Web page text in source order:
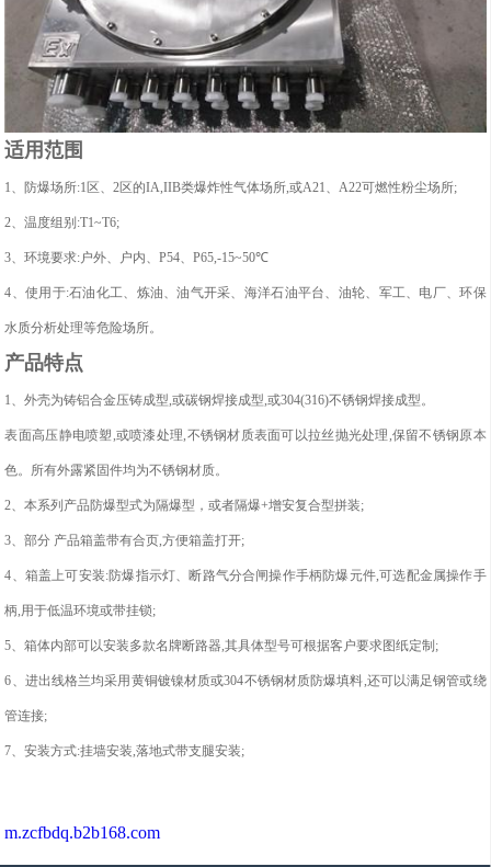
适用范围
1、防爆场所:1区、2区的IA,IIB类爆炸性气体场所,或A21、A22可燃性粉尘场所;
2、温度组别:T1~T6;
3、环境要求:户外、户内、P54、P65,-15~50℃
4、使用于:石油化工、炼油、油气开采、海洋石油平台、油轮、军工、电厂、环保
水质分析处理等危险场所。
产品特点
1、外壳为铸铝合金压铸成型,或碳钢焊接成型,或304(316)不锈钢焊接成型。
表面高压静电喷塑,或喷漆处理,不锈钢材质表面可以拉丝抛光处理,保留不锈钢原本
色。所有外露紧固件均为不锈钢材质。
2、本系列产品防爆型式为隔爆型，或者隔爆+增安复合型拼装;
3、部分 产品箱盖带有合页,方便箱盖打开;
4、箱盖上可安装:防爆指示灯、断路气分合闸操作手柄防爆元件,可选配金属操作手
柄,用于低温环境或带挂锁;
5、箱体内部可以安装多款名牌断路器,其具体型号可根据客户要求图纸定制;
6、进出线格兰均采用黄铜镀镍材质或304不锈钢材质防爆填料,还可以满足钢管或绕
管连接;
7、安装方式:挂墙安装,落地式带支腿安装;
m.zcfbdq.b2b168.com